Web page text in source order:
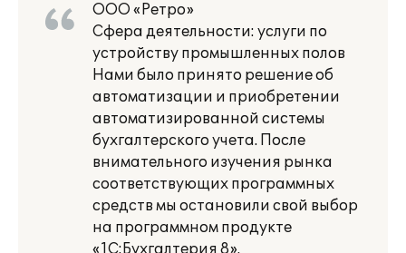
ООО «Ретро»
Сфера деятельности: услуги по
устройству промышленных полов
Нами было принято решение об
автоматизации и приобретении
автоматизированной системы
бухгалтерского учета. После
внимательного изучения рынка
соответствующих программных
средств мы остановили свой выбор
на программном продукте
«1С:Бухгалтерия 8».